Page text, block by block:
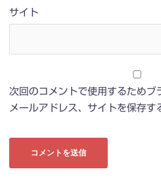
サイト
次回のコメントで使用するためブ
メールアドレス、サイトを保存す